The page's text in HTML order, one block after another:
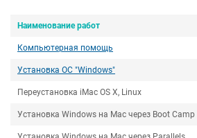
Наименование работ
Компьютерная помощь
Установка ОС "Windows"
Переустановка iMac OS X, Linux
Установка Windows на Mac через Boot Camp